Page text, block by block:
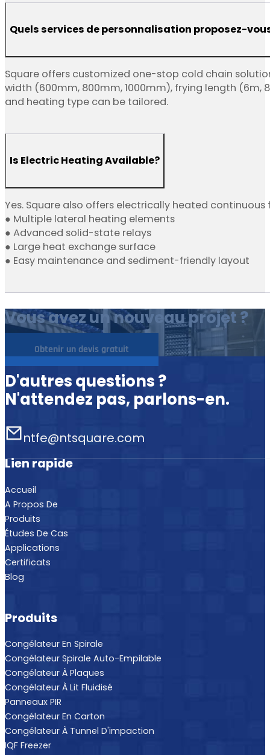
Quels services de personnalisation proposez-
Square offers customized one-stop cold chain
width (600mm, 800mm, 1000mm), frying length (6m,
and heating type can be tailored.
Is Electric Heating Available?
Yes. Square also offers electrically heated continuous
● Multiple lateral heating elements
● Advanced solid-state relays
● Large heat exchange surface
● Easy maintenance and sediment-friendly layout
Vous avez un nouveau projet ?
Obtenir un devis gratuit
D'autres questions ?
N'attendez pas, parlons-en.
ntfe@ntsquare.com
Lien rapide
Accueil
A Propos De
Produits
Études De Cas
Applications
Certificats
Blog
Produits
Congélateur En Spirale
Congélateur Spirale Auto-Empilable
Congélateur À Plaques
Congélateur À Lit Fluidisé
Panneaux PIR
Congélateur En Carton
Congélateur À Tunnel D'impaction
IQF Freezer